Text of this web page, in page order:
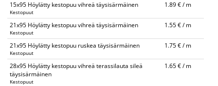
15x95 Höylätty kestopuu vihreä täysisärmäinen
Kestopuut
1.89 € / m
21x95 Höylätty kestopuu vihreä täysisärmäinen
Kestopuut
1.55 € / m
21x95 Höylätty kestopuu ruskea täysisärmäinen
Kestopuut
1.75 € / m
28x95 Höylätty kestopuu vihreä terassilauta sileä
täysisärmäinen
Kestopuut
1.65 € / m